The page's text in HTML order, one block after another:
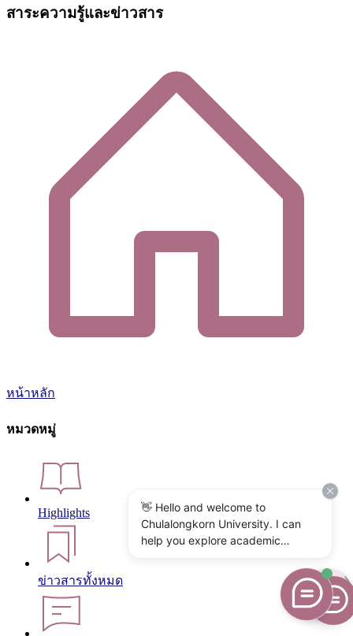
สาระความรู้และข่าวสาร
หน้าหลัก
หมวดหมู่
Highlights
ข่าวสารทั้งหมด
👋 Hello and welcome to
Chulalongkorn University. I can
help you explore academic